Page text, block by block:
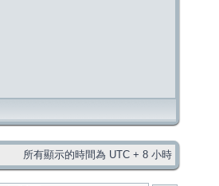
所有顯示的時間為 UTC + 8 小時